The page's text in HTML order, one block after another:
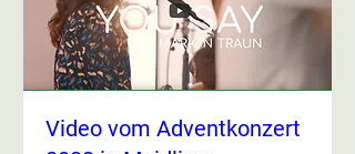
Video vom Adventkonzert